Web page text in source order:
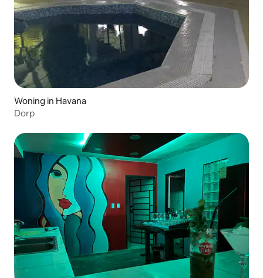
Woning in Havana
Dorp